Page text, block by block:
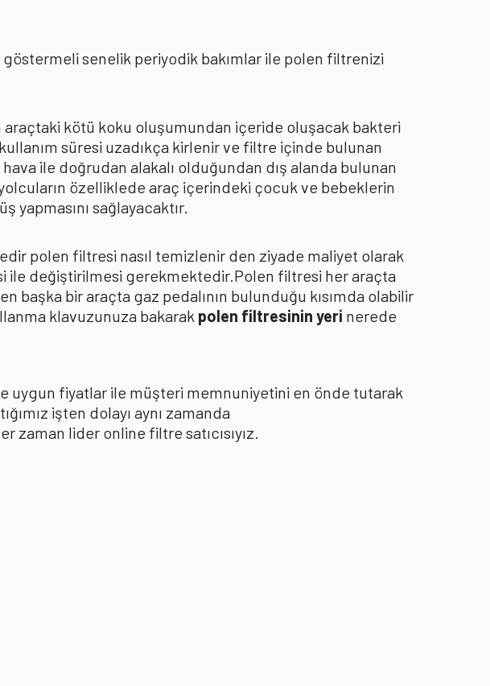
senelik periyodik bakımlar ile polen filtrenizi
araçtaki kötü koku oluşumundan içeride oluşacak bakteri
süresi uzadıkça kirlenir ve filtre içinde bulunan
ile doğrudan alakalı olduğundan dış alanda bulunan
özelliklede araç içerindeki çocuk ve bebeklerin
yapmasını sağlayacaktır.
polen filtresi nasıl temizlenir den ziyade maliyet olarak
ile değiştirilmesi gerekmektedir.Polen filtresi her araçta
başka bir araçta gaz pedalının bulunduğu kısımda olabilir
klavuzunuza bakarak polen filtresinin yeri nerede
uygun fiyatlar ile müşteri memnuniyetini en önde tutarak
işten dolayı aynı zamanda
lider online filtre satıcısıyız.